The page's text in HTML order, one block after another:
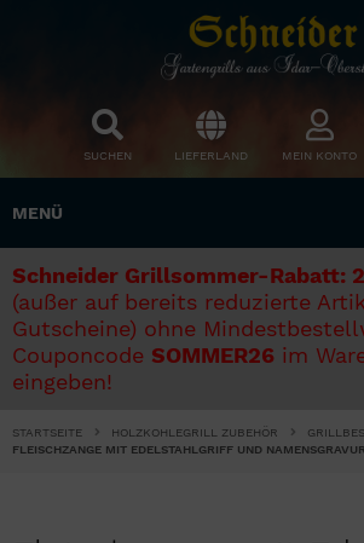
SUCHEN LIEFERLAND MEIN KONTO
MENÜ
Schneider Grillsommer-Rabatt:
(außer auf bereits reduzierte
Gutscheine) ohne
Couponcode SOMMER26 im
eingeben!
STARTSEITE HOLZKOHLEGRILL ZUBEHÖR
FLEISCHZANGE MIT EDELSTAHLGRIFF UND NAMENSGRAVUR